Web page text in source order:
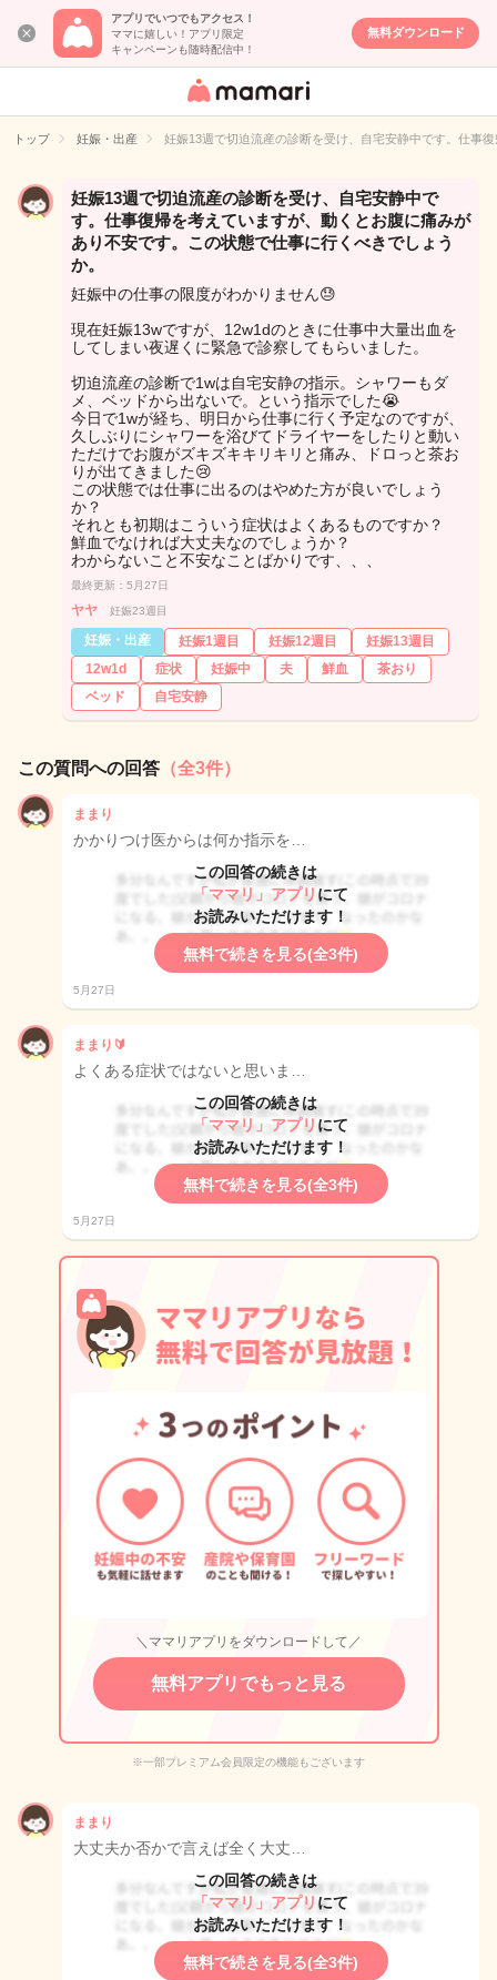
アプリでいつでもアクセス！
ママに嬉しい！アプリ限定
キャンペーンも随時配信中！
無料ダウンロード
女性専用匿名QA
イト
トップ 妊娠・出産 妊娠13週で切迫流産の診断を受け、自宅安静中です。仕事
妊娠13週で切迫流産の診断を受け、自宅安静中で
す。仕事復帰を考えていますが、動くとお腹に痛みが
あり不安です。この状態で仕事に行くべきでしょう
か。
妊娠中の仕事の限度がわかりません😓
現在妊娠13wですが、12w1dのときに仕事中大量出血を
してしまい夜遅くに緊急で診察してもらいました。
切迫流産の診断で1wは自宅安静の指示。シャワーもダ
メ、ベッドから出ないで。という指示でした😭
今日で1wが経ち、明日から仕事に行く予定なのですが、
久しぶりにシャワーを浴びてドライヤーをしたりと動い
ただけでお腹がズキズキキリキリと痛み、ドロっと茶お
りが出てきました😢
この状態では仕事に出るのはやめた方が良いでしょう
か？
それとも初期はこういう症状はよくあるものですか？
鮮血でなければ大丈夫なのでしょうか？
わからないこと不安なことばかりです、、、
最終更新：5月27日
ヤヤ 妊娠23週目
妊娠・出産 妊娠1週目 妊娠12週目
妊娠13週目
12w1d
症状 妊娠中 夫 鮮血
茶おり
ベッド
自宅安静
この質問への回答 （全3件）
ままり
かかりつけ医からは何か指示を…
この回答の続きは
「ママリ」アプリ にて
お読みいただけます！
無料で続きを見る(全3件)
5月27日
ままり🔰
よくある症状ではないと思いま…
この回答の続きは
「ママリ」アプリ にて
お読みいただけます！
無料で続きを見る(全3件)
5月27日
＼ママリアプリをダウンロードして／
無料アプリでもっと見る
※一部プレミアム会員限定の機能もございます
ままり
大丈夫か否かで言えば全く大丈…
この回答の続きは
「ママリ」アプリ にて
お読みいただけます！
無料で続きを見る(全3件)